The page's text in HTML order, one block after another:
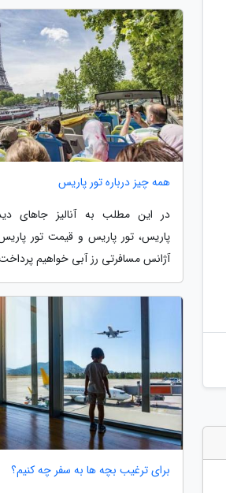
همه چیز درباره تور پاریس
در این مطلب به آنالیز جاهای
پاریس، تور پاریس و قیمت تور
آژانس مسافرتی رز آبی خواهیم
برای ترغیب بچه ها به سفر چه کنیم؟